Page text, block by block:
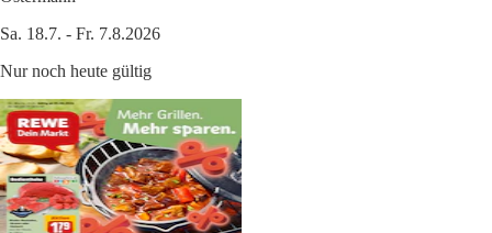
Sa. 18.7. - Fr. 7.8.2026
Nur noch heute gültig